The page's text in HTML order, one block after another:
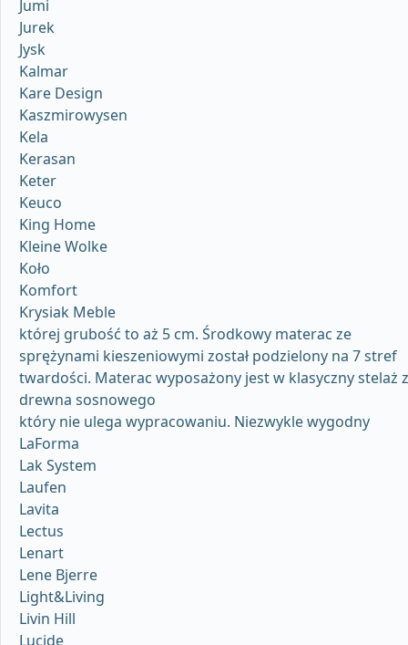
Jumi
Jurek
Jysk
Kalmar
Kare Design
Kaszmirowysen
Kela
Kerasan
Keter
Keuco
King Home
Kleine Wolke
Koło
Komfort
Krysiak Meble
której grubość to aż 5 cm. Środkowy materac ze
sprężynami kieszeniowymi został podzielony na 7 stref
twardości. Materac wyposażony jest w klasyczny stelaż z
drewna sosnowego
który nie ulega wypracowaniu. Niezwykle wygodny
LaForma
Lak System
Laufen
Lavita
Lectus
Lenart
Lene Bjerre
Light&Living
Livin Hill
Lucide